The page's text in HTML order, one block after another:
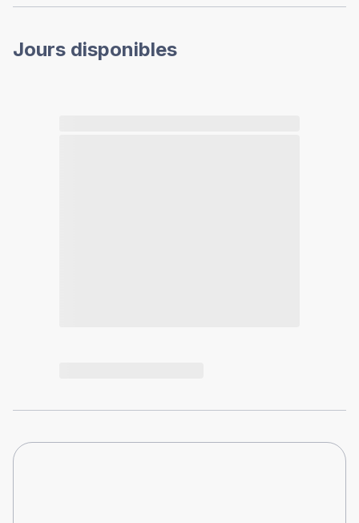
Jours disponibles